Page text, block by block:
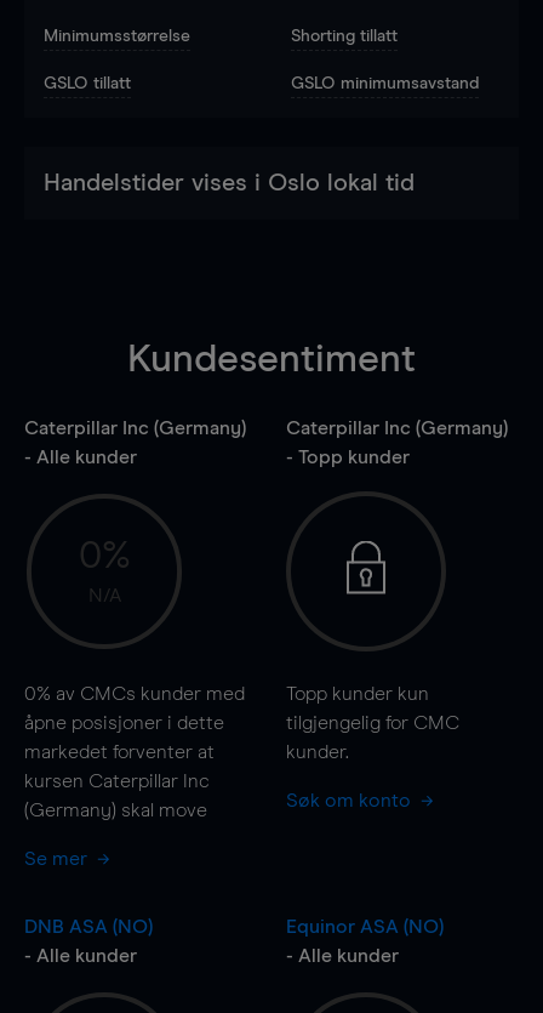
Minimumsstørrelse Shorting tillatt
GSLO tillatt GSLO minimumsavstand
Handelstider vises i Oslo lokal tid
Kundesentiment
Caterpillar Inc (Germany)
- Alle kunder
0%
N/A
0% av CMCs kunder med
åpne posisjoner i dette
markedet forventer at
kursen Caterpillar Inc
(Germany) skal move
Se mer
Caterpillar Inc (Germany)
- Topp kunder
Topp kunder kun
tilgjengelig for CMC
kunder.
Søk om konto
DNB ASA (NO)
- Alle kunder
Equinor ASA (NO)
- Alle kunder